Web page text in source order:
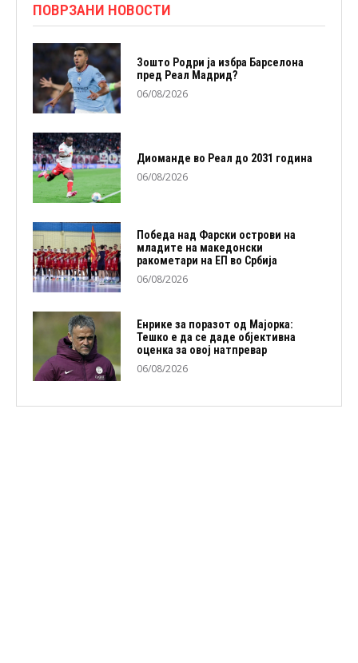
ПОВРЗАНИ НОВОСТИ
Зошто Родри ја избра Барселона
пред Реал Мадрид?
06/08/2026
Диоманде во Реал до 2031 година
06/08/2026
Победа над Фарски острови на
младите на македонски
ракометари на ЕП во Србија
06/08/2026
Енрике за поразот од Мајорка:
Тешко е да се даде објективна
оценка за овој натпревар
06/08/2026